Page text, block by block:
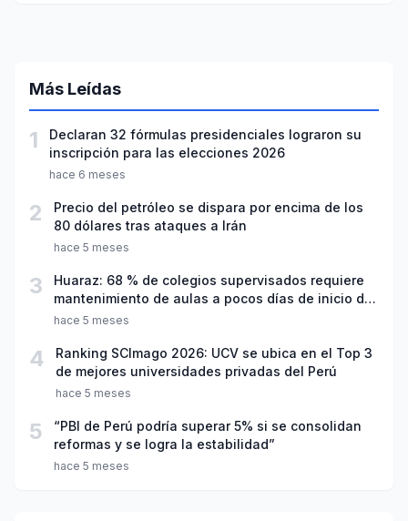
Más Leídas
1
Declaran 32 fórmulas presidenciales lograron su
inscripción para las elecciones 2026
hace 6 meses
2
Precio del petróleo se dispara por encima de los
80 dólares tras ataques a Irán
hace 5 meses
3
Huaraz: 68 % de colegios supervisados requiere
mantenimiento de aulas a pocos días de inicio del
año escolar 2026
hace 5 meses
4
Ranking SCImago 2026: UCV se ubica en el Top 3
de mejores universidades privadas del Perú
hace 5 meses
5
“PBI de Perú podría superar 5% si se consolidan
reformas y se logra la estabilidad”
hace 5 meses